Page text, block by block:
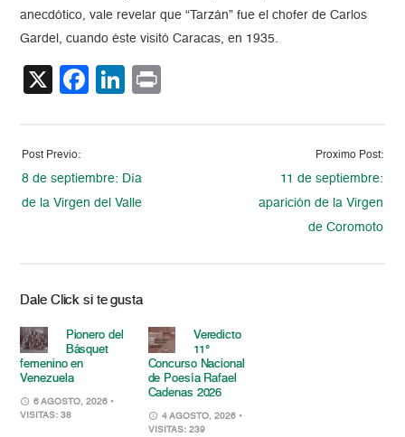
anecdótico, vale revelar que “Tarzán” fue el chofer de Carlos
Gardel, cuando éste visitó Caracas, en 1935.
X Facebook
LinkedIn
Post Previo:
8 de septiembre: Día
de la Virgen del Valle
Proximo Post:
11 de septiembre:
aparición de la Virgen
de Coromoto
Dale Click si te gusta
Pionero del
Básquet
femenino en
Venezuela
6 AGOSTO, 2026 •
VISITAS: 38
Veredicto
11°
Concurso Nacional
de Poesía Rafael
Cadenas 2026
4 AGOSTO, 2026 •
VISITAS: 239